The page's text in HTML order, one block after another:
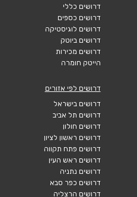
דרושים כללי
דרושים כספים
דרושים לוגיסטיקה
דרושים ביוטק
דרושים מכירות
הייטק חומרה
דרושים לפי אזורים
דרושים בישראל
דרושים תל אביב
דרושים חולון
דרושים ראשון לציון
דרושים פתח תקווה
דרושים ראש העין
דרושים נתניה
דרושים כפר סבא
דרושים הרצליה